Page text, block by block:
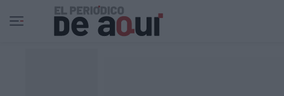
Ir al contenido principal